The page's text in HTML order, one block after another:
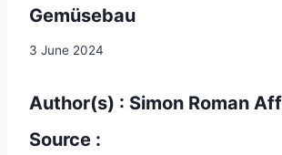
Gemüsebau
3 June 2024
Author(s) : Simon Roman
Source :